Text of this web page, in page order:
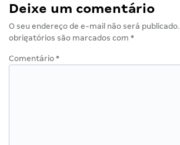
Deixe um comentário
O seu endereço de e-mail não será publicado.
obrigatórios são marcados com *
Comentário *